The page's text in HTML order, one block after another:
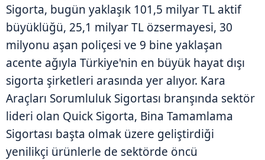
Sigorta, bugün yaklaşık 101,5 milyar TL aktif
büyüklüğü, 25,1 milyar TL özsermayesi, 30
milyonu aşan poliçesi ve 9 bine yaklaşan
acente ağıyla Türkiye'nin en büyük hayat dışı
sigorta şirketleri arasında yer alıyor. Kara
Araçları Sorumluluk Sigortası branşında sektör
lideri olan Quick Sigorta, Bina Tamamlama
Sigortası başta olmak üzere geliştirdiği
yenilikçi ürünlerle de sektörde öncü